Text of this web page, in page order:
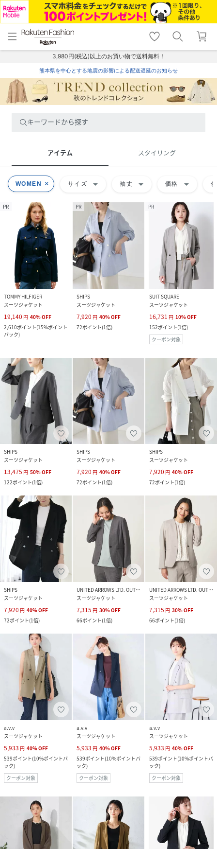
menu home
トップ
shopping_cart lock_outline
ログイン
3,980円(税込)以上のお買い物で送料無料！
熊本県を中心とする地震の影響による配送遅延のお知らせ
キーワードから探す
アイテム スタイリング
WOMEN サイズ arrow_drop_down 袖丈 arrow_drop_down 価格 arrow_drop_down 色
PR
TOMMY HILFIGER
スーツジャケット
19,140 円 40%OFF
2,610ポイント(15%ポイント
バック)
PR
SHIPS
スーツジャケット
7,920 円 40%OFF
72ポイント(1倍)
PR
SUIT SQUARE
スーツジャケット
16,731 円 10%OFF
152ポイント(1倍)
クーポン対象
SHIPS
スーツジャケット
13,475 円 50%OFF
122ポイント(1倍)
SHIPS
スーツジャケット
7,920 円 40%OFF
72ポイント(1倍)
SHIPS
スーツジャケット
7,920 円 40%OFF
72ポイント(1倍)
SHIPS
スーツジャケット
7,920 円 40%OFF
72ポイント(1倍)
UNITED ARROWS LTD. OUTLET
スーツジャケット
7,315 円 30%OFF
66ポイント(1倍)
UNITED ARROWS LTD. OUTLET
スーツジャケット
7,315 円 30%OFF
66ポイント(1倍)
a.v.v
スーツジャケット
5,933 円 40%OFF
539ポイント(10%ポイントバ
ック)
クーポン対象
a.v.v
スーツジャケット
5,933 円 40%OFF
539ポイント(10%ポイントバ
ック)
クーポン対象
a.v.v
スーツジャケット
5,933 円 40%OFF
539ポイント(10%ポイントバ
ック)
クーポン対象